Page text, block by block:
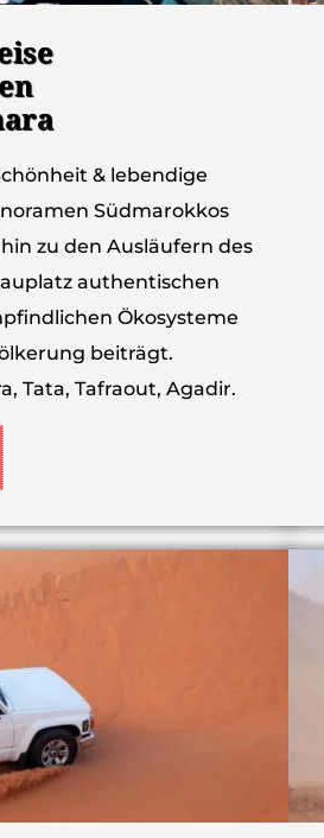
& lebendige
Südmarokkos
zu den Ausläufern des
authentischen
Ökosysteme
beiträgt.
Tata, Tafraout, Agadir.